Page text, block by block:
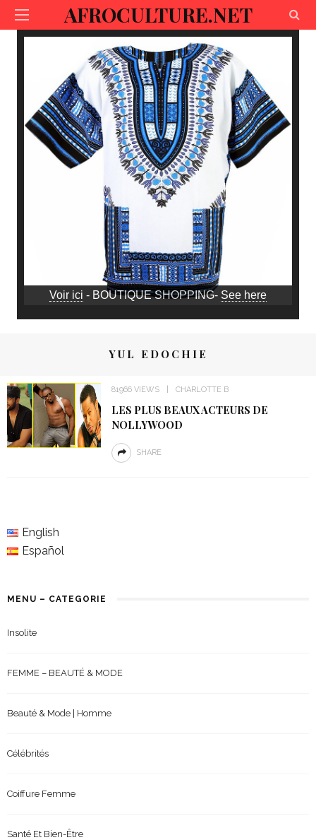
AFROCULTURE.NET
Voir ici - BOUTIQUE SHOPPING- See here
YUL EDOCHIE
81966 VIEWS CHARLOTTE B
LES PLUS BEAUX ACTEURS DE
NOLLYWOOD
SHARE
English
Español
MENU – CATEGORIE
Insolite
FEMME – BEAUTÉ & MODE
Beauté & Mode | Homme
Célébrités
Coiffure Femme
Santé Et Bien-Être